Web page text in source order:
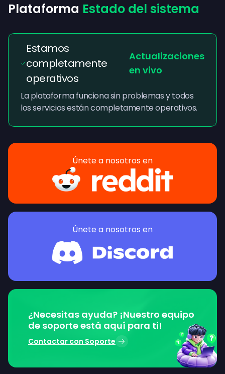
Plataforma Estado del sistema
Estamos
completamente
operativos
Actualizaciones
en vivo
La plataforma funciona sin problemas y todos
los servicios están completamente operativos.
Únete a nosotros en
Únete a nosotros en
¿Necesitas ayuda? ¡Nuestro equipo
de soporte está aquí para ti!
Contactar con Soporte